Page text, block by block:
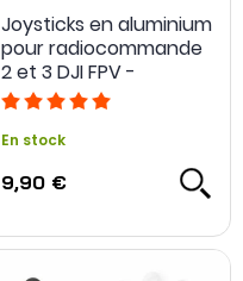
Joysticks en aluminium
pour radiocommande
2 et 3 DJI FPV -
Sunnylife
En stock
9,90 €